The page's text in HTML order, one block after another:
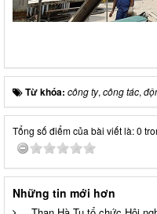
Từ khóa: công ty, công tác,
Tổng số điểm của bài viết là: 0
Những tin mới hơn